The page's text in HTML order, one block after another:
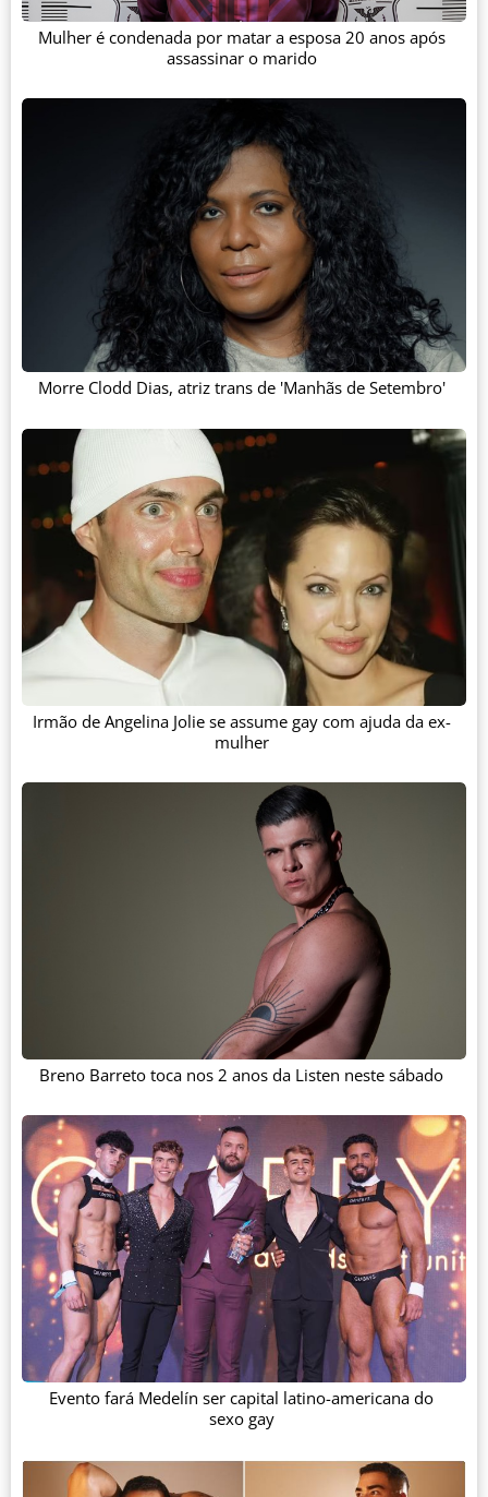
Mulher é condenada por matar a esposa 20 anos após
assassinar o marido
Morre Clodd Dias, atriz trans de 'Manhãs de Setembro'
Irmão de Angelina Jolie se assume gay com ajuda da ex-
mulher
Breno Barreto toca nos 2 anos da Listen neste sábado
Evento fará Medelín ser capital latino-americana do
sexo gay